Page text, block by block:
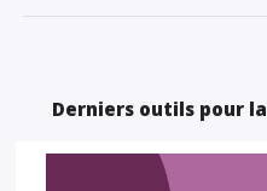
Derniers outils pour